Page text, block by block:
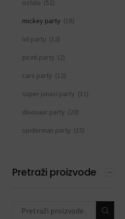
ostalo (52)
mickey party (18)
lol party (12)
pirati party (2)
cars party (12)
super junaci party (11)
dinosaur party (20)
spiderman party (15)
svemirski party
Pretraži proizvode